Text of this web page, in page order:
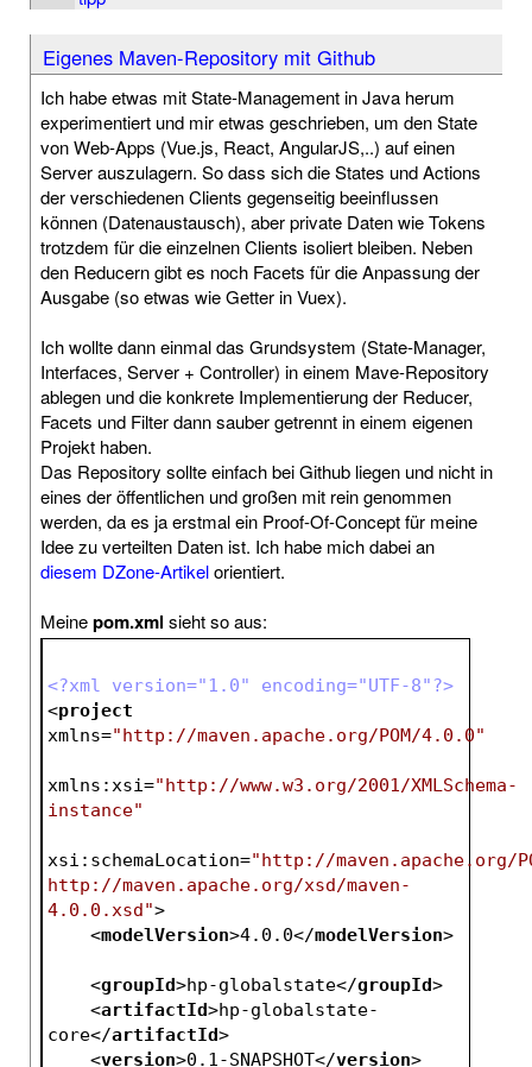
Eigenes Maven-Repository mit Github
Ich habe etwas mit State-Management in Java herum
experimentiert und mir etwas geschrieben, um den State
von Web-Apps (Vue.js, React, AngularJS,..) auf einen
Server auszulagern. So dass sich die States und Actions
der verschiedenen Clients gegenseitig beeinflussen
können (Datenaustausch), aber private Daten wie Tokens
trotzdem für die einzelnen Clients isoliert bleiben. Neben
den Reducern gibt es noch Facets für die Anpassung der
Ausgabe (so etwas wie Getter in Vuex).
Ich wollte dann einmal das Grundsystem (State-Manager,
Interfaces, Server + Controller) in einem Mave-Repository
ablegen und die konkrete Implementierung der Reducer,
Facets und Filter dann sauber getrennt in einem eigenen
Projekt haben.
Das Repository sollte einfach bei Github liegen und nicht in
eines der öffentlichen und großen mit rein genommen
werden, da es ja erstmal ein Proof-Of-Concept für meine
Idee zu verteilten Daten ist. Ich habe mich dabei an
diesem DZone-Artikelorientiert.
Meinepom.xml sieht so aus:
<?xml version="1.0" encoding="UTF-8"?>
<project
xmlns="http://maven.apache.org/POM/4.0.0"
xmlns:xsi="http://www.w3.org/2001/XMLSchema-
instance"
xsi:schemaLocation="http://maven.apache.org/
http://maven.apache.org/xsd/maven-
4.0.0.xsd">
<modelVersion>4.0.0</modelVersion>
<groupId>hp-globalstate</groupId>
<artifactId>hp-globalstate-
core</artifactId>
<version>0.1-SNAPSHOT</version>